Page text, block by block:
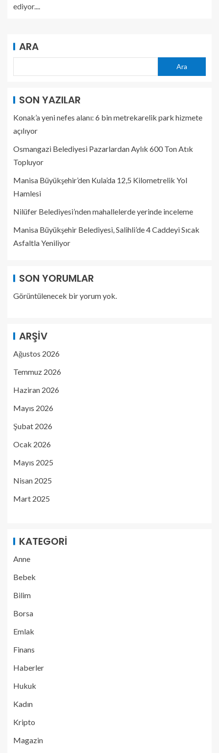
ediyor....
ARA
Ara
SON YAZILAR
Konak’a yeni nefes alanı: 6 bin metrekarelik park hizmete
açılıyor
Osmangazi Belediyesi Pazarlardan Aylık 600 Ton Atık
Topluyor
Manisa Büyükşehir’den Kula’da 12,5 Kilometrelik Yol
Hamlesi
Nilüfer Belediyesi’nden mahallelerde yerinde inceleme
Manisa Büyükşehir Belediyesi, Salihli’de 4 Caddeyi Sıcak
Asfaltla Yeniliyor
SON YORUMLAR
Görüntülenecek bir yorum yok.
ARŞIV
Ağustos 2026
Temmuz 2026
Haziran 2026
Mayıs 2026
Şubat 2026
Ocak 2026
Mayıs 2025
Nisan 2025
Mart 2025
KATEGORI
Anne
Bebek
Bilim
Borsa
Emlak
Finans
Haberler
Hukuk
Kadın
Kripto
Magazin